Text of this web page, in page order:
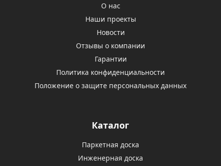
О нас
Наши проекты
Новости
Отзывы о компании
Гарантии
Политика конфиденциальности
Положение о защите персональных данных
Каталог
Паркетная доска
Инженерная доска